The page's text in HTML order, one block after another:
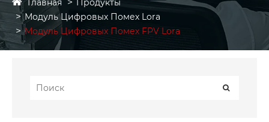
Продукты
Модуль Цифровых Помех Lora
Модуль Цифровых Помех FPV Lora